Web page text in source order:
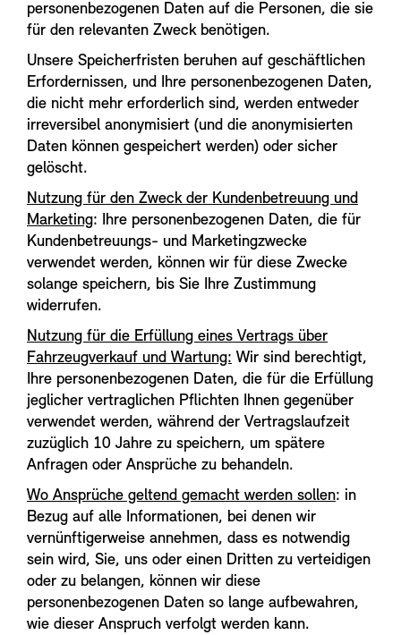
personenbezogenen Daten auf die Personen, die sie
für den relevanten Zweck benötigen.
Unsere Speicherfristen beruhen auf geschäftlichen
Erfordernissen, und Ihre personenbezogenen Daten,
die nicht mehr erforderlich sind, werden entweder
irreversibel anonymisiert (und die anonymisierten
Daten können gespeichert werden) oder sicher
gelöscht.
Nutzung für den Zweck der Kundenbetreuung und
Marketing: Ihre personenbezogenen Daten, die für
Kundenbetreuungs- und Marketingzwecke
verwendet werden, können wir für diese Zwecke
solange speichern, bis Sie Ihre Zustimmung
widerrufen.
Nutzung für die Erfüllung eines Vertrags über
Fahrzeugverkauf und Wartung: Wir sind berechtigt,
Ihre personenbezogenen Daten, die für die Erfüllung
jeglicher vertraglichen Pflichten Ihnen gegenüber
verwendet werden, während der Vertragslaufzeit
zuzüglich 10 Jahre zu speichern, um spätere
Anfragen oder Ansprüche zu behandeln.
Wo Ansprüche geltend gemacht werden sollen: in
Bezug auf alle Informationen, bei denen wir
vernünftigerweise annehmen, dass es notwendig
sein wird, Sie, uns oder einen Dritten zu verteidigen
oder zu belangen, können wir diese
personenbezogenen Daten so lange aufbewahren,
wie dieser Anspruch verfolgt werden kann.